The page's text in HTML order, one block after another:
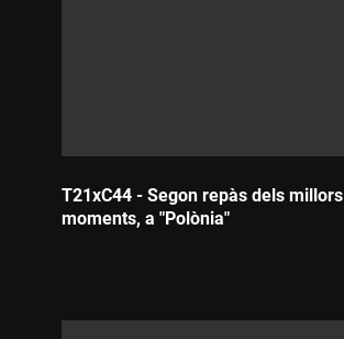
T21xC44 - Segon repàs dels millors
moments, a "Polònia"